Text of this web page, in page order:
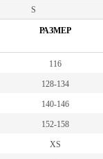
S
РАЗМЕР
116
128-134
140-146
152-158
XS